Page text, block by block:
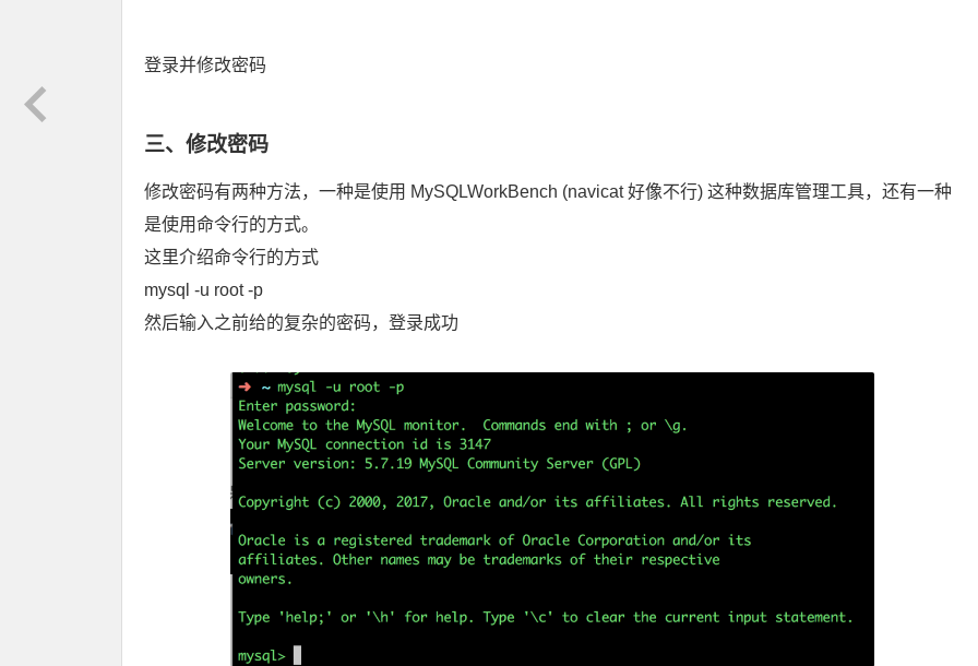
登录并修改密码
三、修改密码
修改密码有两种方法，一种是使用 MySQLWorkBench (navicat 好像不行) 这种数据库管理工具，还有一种
是使用命令行的方式。
这里介绍命令行的方式
mysql -u root -p
然后输入之前给的复杂的密码，登录成功